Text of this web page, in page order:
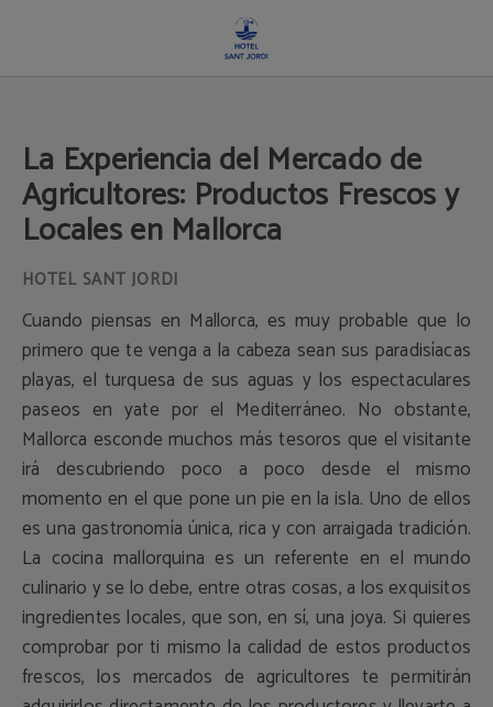
La Experiencia del Mercado de
Agricultores: Productos Frescos y
Locales en Mallorca
Cuando piensas en Mallorca, es muy probable que lo
primero que te venga a la cabeza sean sus paradisíacas
playas, el turquesa de sus aguas y los espectaculares
paseos en yate por el Mediterráneo. No obstante,
Mallorca esconde muchos más tesoros que el visitante
irá descubriendo poco a poco desde el mismo
momento en el que pone un pie en la isla. Uno de ellos
es una gastronomía única, rica y con arraigada tradición.
La cocina mallorquina es un referente en el mundo
culinario y se lo debe, entre otras cosas, a los exquisitos
ingredientes locales, que son, en sí, una joya. Si quieres
comprobar por ti mismo la calidad de estos productos
frescos, los mercados de agricultores te permitirán